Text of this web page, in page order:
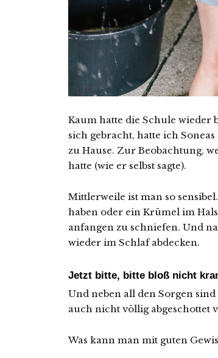
Kaum hatte die Schule
sich gebracht, hatte ich
zu Hause. Zur Beobachtung,
hatte (wie er selbst sagte).
Mittlerweile ist man so
haben oder ein Krümel im
anfangen zu schniefen. Und
wieder im Schlaf abdecken.
Jetzt bitte, bitte bloß nicht
Und neben all den Sorgen
auch nicht völlig abgeschottet
Was kann man mit guten